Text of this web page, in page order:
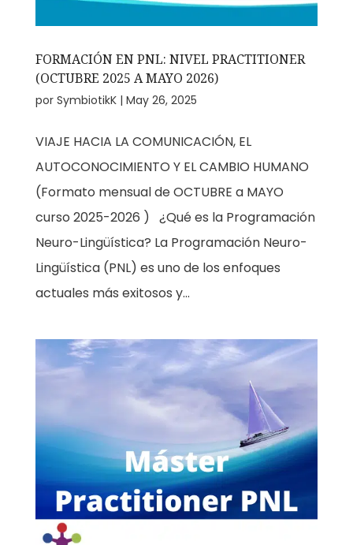
FORMACIÓN EN PNL: NIVEL PRACTITIONER
(OCTUBRE 2025 A MAYO 2026)
por SymbiotikK| May 26, 2025
VIAJE HACIA LA COMUNICACIÓN, EL
AUTOCONOCIMIENTO Y EL CAMBIO HUMANO
(Formato mensual de OCTUBRE a MAYO
curso 2025-2026 ) ¿Qué es la Programación
Neuro-Lingüística? La Programación Neuro-
Lingüística (PNL) es uno de los enfoques
actuales más exitosos y...